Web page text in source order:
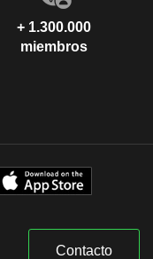
+ 1.300.000
miembros
Contacto